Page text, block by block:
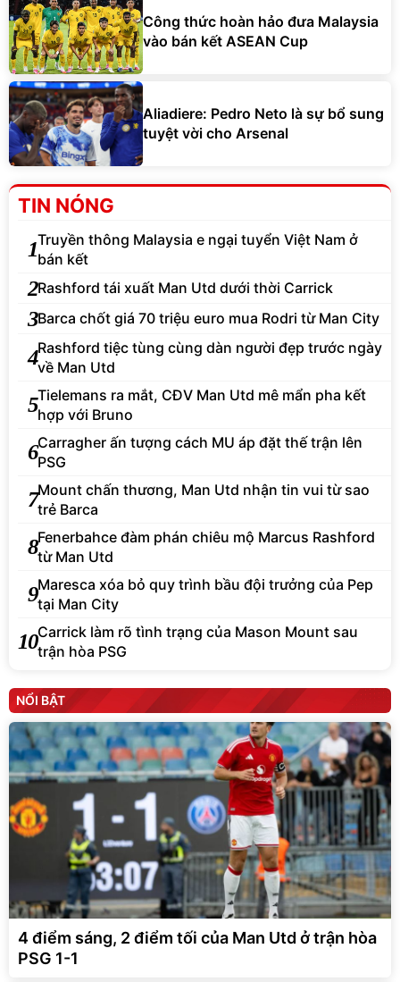
Công thức hoàn hảo đưa Malaysia
vào bán kết ASEAN Cup
Aliadiere: Pedro Neto là sự bổ sung
tuyệt vời cho Arsenal
TIN NÓNG
1Truyền thông Malaysia e ngại tuyển Việt Nam ở
bán kết
2Rashford tái xuất Man Utd dưới thời Carrick
3Barca chốt giá 70 triệu euro mua Rodri từ Man City
4Rashford tiệc tùng cùng dàn người đẹp trước ngày
về Man Utd
5Tielemans ra mắt, CĐV Man Utd mê mẩn pha kết
hợp với Bruno
6Carragher ấn tượng cách MU áp đặt thế trận lên
PSG
7Mount chấn thương, Man Utd nhận tin vui từ sao
trẻ Barca
8Fenerbahce đàm phán chiêu mộ Marcus Rashford
từ Man Utd
9Maresca xóa bỏ quy trình bầu đội trưởng của Pep
tại Man City
10Carrick làm rõ tình trạng của Mason Mount sau
trận hòa PSG
NỔI BẬT
4 điểm sáng, 2 điểm tối của Man Utd ở trận hòa
PSG 1-1